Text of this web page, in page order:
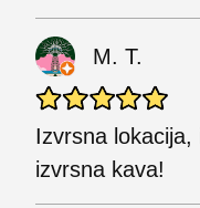
M. T.
Izvrsna lokacija,
izvrsna kava!